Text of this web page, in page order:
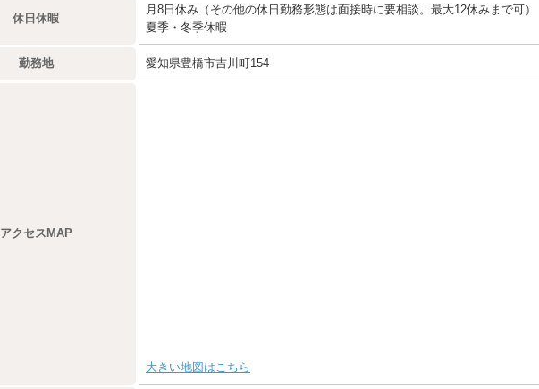
休日休暇
月8日休み（その他の休日勤務形態は面接時に要相談。最大12休みまで可）
夏季・冬季休暇
勤務地 愛知県豊橋市吉川町154
アクセスMAP
大きい地図はこちら